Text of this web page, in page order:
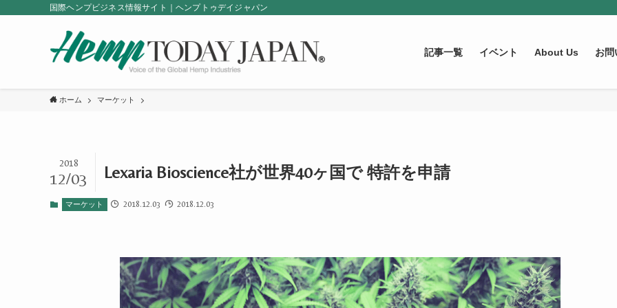
国際ヘンプビジネス情報サイト｜ヘンプトゥデイジャパン
記事一覧 イベント About Us お問
ホーム マーケット
Lexaria Bioscience社が世界40ヶ国で 特許を申請
2018
12/03
マーケット 2018.12.03 2018.12.03